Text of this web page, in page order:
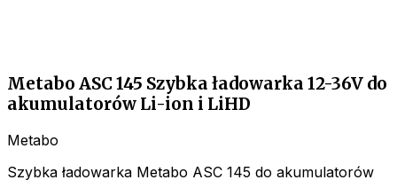
Metabo ASC 145 Szybka ładowarka 12-36V do
akumulatorów Li-ion i LiHD
Metabo
Szybka ładowarka Metabo ASC 145 do akumulatorów